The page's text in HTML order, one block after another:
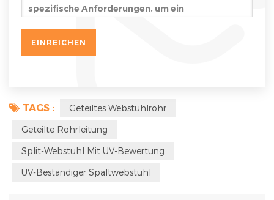
TAGS : Geteiltes Webstuhlrohr
Geteilte Rohrleitung
Split-Webstuhl Mit UV-Bewertung
UV-Beständiger Spaltwebstuhl